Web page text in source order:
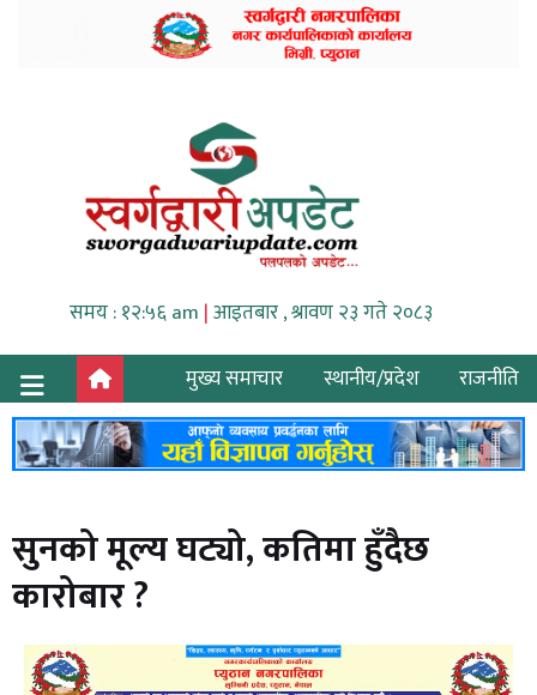
समय : १२:५६ am |आइतबार , श्रावण २३ गते २०८३
मुख्य समाचार
स्थानीय/प्रदेश राजनीति
सुनको मूल्य घट्यो, कतिमा हुँदैछ
कारोबार ?